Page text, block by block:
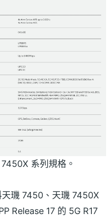
系列規格。
璣 7450、天璣 7450X
Release 17 的 5G R17